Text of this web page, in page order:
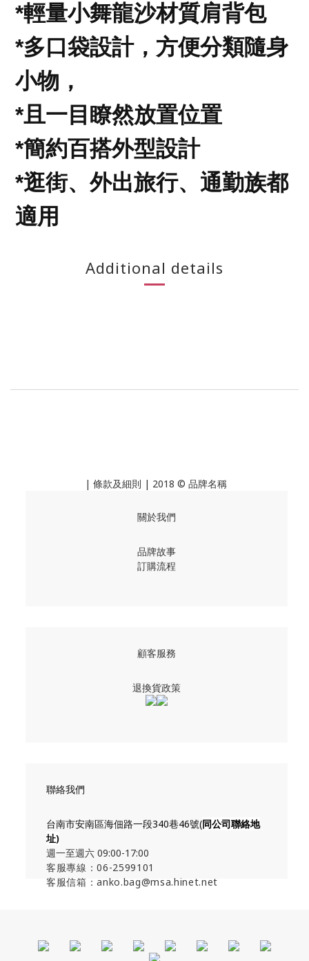
*輕量小舞龍沙材質肩背包
*多口袋設計，方便分類隨身
小物 ，
*且一目瞭然放置位置
*簡約百搭外型設計
*逛街、外出旅行、通勤族都
適用
Additional details
| 條款及細則 | 2018 © 品牌名稱
關於我們
品牌故事
訂購流程
顧客服務
退換貨政策
聯絡我們
台南市安南區海佃路一段340巷46號(同公司聯絡地
址)
週一至週六 09:00-17:00
客服專線：06-2599101
客服信箱：anko.bag@msa.hinet.net